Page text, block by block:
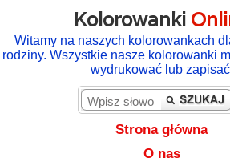
Kolorowanki
Witamy na naszych kolorowankach
rodziny. Wszystkie nasze kolorowanki
wydrukować lub
Strona główna
O nas